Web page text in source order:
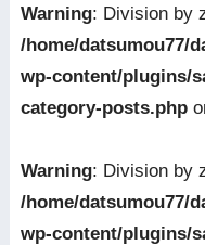
Warning: Division by
/home/datsumou77/
wp-content/plugins/
category-posts.php
Warning: Division by
/home/datsumou77/
wp-content/plugins/